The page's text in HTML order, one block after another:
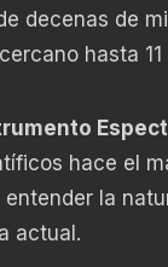
decenas de
hasta
hace el
la
actual.